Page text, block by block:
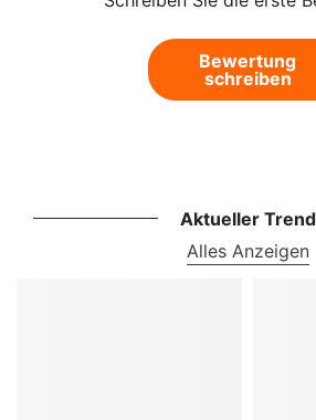
Bewertung
schreiben
Aktueller Trend
Alles Anzeigen